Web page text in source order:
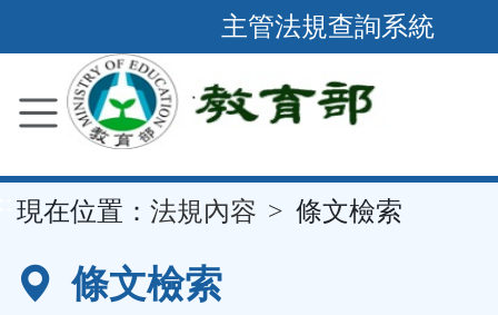
到
要
容
區
主管法規查詢系統
現在位置： 法規內容 條文檢索
條文檢索